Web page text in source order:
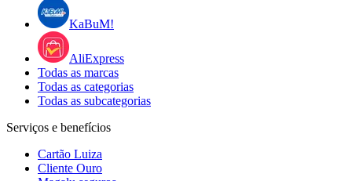
KaBuM!
AliExpress
Todas as marcas
Todas as categorias
Todas as subcategorias
Serviços e benefícios
Cartão Luiza
Cliente Ouro